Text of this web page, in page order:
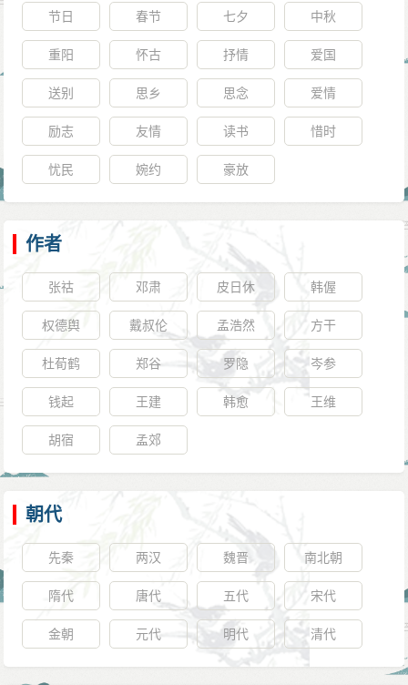
节日 春节 七夕 中秋
重阳 怀古 抒情 爱国
送别 思乡 思念 爱情
励志 友情 读书 惜时
忧民 婉约 豪放
作者
张祜 邓肃 皮日休 韩偓
权德舆 戴叔伦 孟浩然 方干
杜荀鹤 郑谷 罗隐 岑参
钱起 王建 韩愈 王维
胡宿 孟郊
朝代
先秦 两汉 魏晋 南北朝
隋代 唐代 五代 宋代
金朝 元代 明代 清代